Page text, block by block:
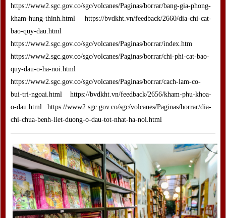
https://www2.sgc.gov.co/sgc/volcanes/Paginas/borrar/bang-gia-phong-
kham-hung-thinh.html https://bvdkht.vn/feedback/2660/dia-chi-cat-
bao-quy-dau.html
https://www2.sgc.gov.co/sgc/volcanes/Paginas/borrar/index.htm
https://www2.sgc.gov.co/sgc/volcanes/Paginas/borrar/chi-phi-cat-bao-
quy-dau-o-ha-noi.html
https://www2.sgc.gov.co/sgc/volcanes/Paginas/borrar/cach-lam-co-
bui-tri-ngoai.html https://bvdkht.vn/feedback/2656/kham-phu-khoa-
o-dau.html https://www2.sgc.gov.co/sgc/volcanes/Paginas/borrar/dia-
chi-chua-benh-liet-duong-o-dau-tot-nhat-ha-noi.html